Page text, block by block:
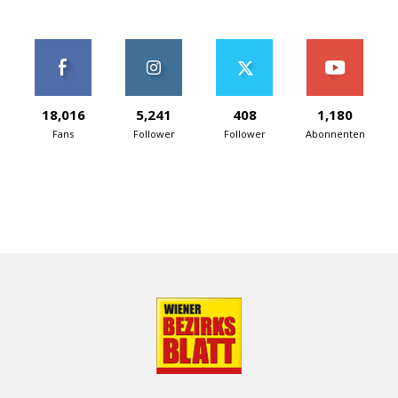
18,016
Fans
5,241
Follower
408
Follower
1,180
Abonnenten